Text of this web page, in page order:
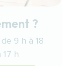
?
9 h à 18
h